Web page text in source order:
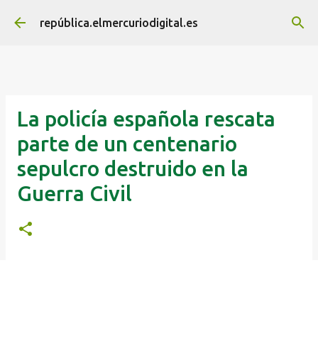
Ir al contenido principal
república.elmercuriodigital.es
La policía española rescata
parte de un centenario
sepulcro destruido en la
Guerra Civil